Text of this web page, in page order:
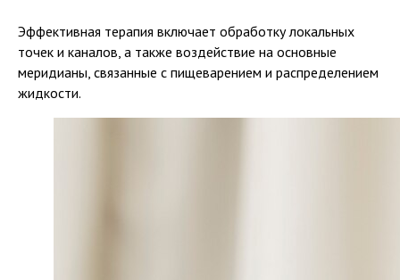
Эффективная терапия включает обработку локальных
точек и каналов, а также воздействие на основные
меридианы, связанные с пищеварением и распределением
жидкости.